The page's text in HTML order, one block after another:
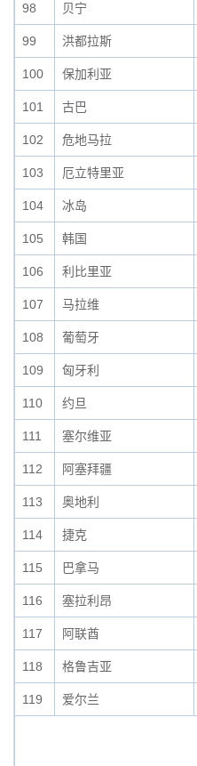
98 贝宁
99 洪都拉斯
100 保加利亚
101 古巴
102 危地马拉
103 厄立特里亚
104 冰岛
105 韩国
106 利比里亚
107 马拉维
108 葡萄牙
109 匈牙利
110 约旦
111 塞尔维亚
112 阿塞拜疆
113 奥地利
114 捷克
115 巴拿马
116 塞拉利昂
117 阿联酋
118 格鲁吉亚
119 爱尔兰